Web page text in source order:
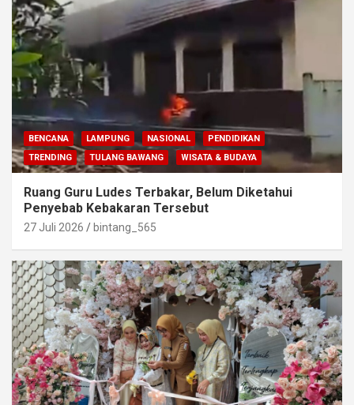
BENCANA LAMPUNG NASIONAL
PENDIDIKAN
TRENDING
TULANG BAWANG WISATA & BUDAYA
Ruang Guru Ludes Terbakar, Belum Diketahui
Penyebab Kebakaran Tersebut
27 Juli 2026 bintang_565